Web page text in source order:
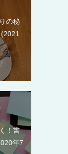
の秘
2021
！書
年7